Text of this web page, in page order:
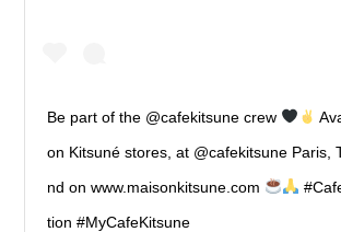
Be part of the @cafekitsune crew
on Kitsuné stores, at @cafekitsune Paris,
nd on www.maisonkitsune.com
tion #MyCafeKitsune